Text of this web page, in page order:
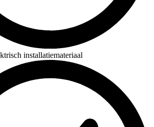
installatiemateriaal